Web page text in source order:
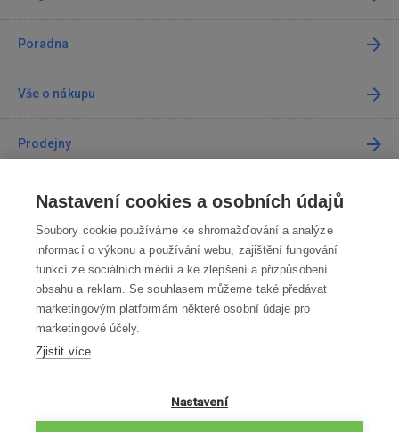
Poradna
Vše o nákupu
Prodejny
Kontakt
Kontaktujte nás
info@robotworld.cz
220 770 770 Po-Pá 8:00—16:00
VŠECHNY KONTAKTY
Nastavení cookies a osobních údajů
Soubory cookie používáme ke shromažďování a analýze
informací o výkonu a používání webu, zajištění fungování
funkcí ze sociálních médií a ke zlepšení a přizpůsobení
obsahu a reklam. Se souhlasem můžeme také předávat
marketingovým platformám některé osobní údaje pro
marketingové účely.
Zjistit více
Nastavení